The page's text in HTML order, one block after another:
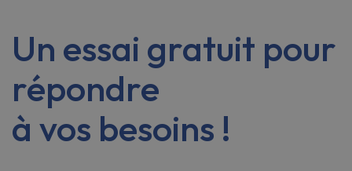
Un essai gratuit pour
répondre
à vos besoins !